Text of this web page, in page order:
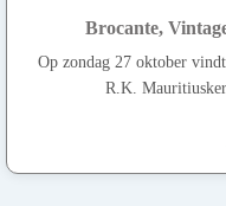
Brocante,
Op zondag 27 oktober
R.K.